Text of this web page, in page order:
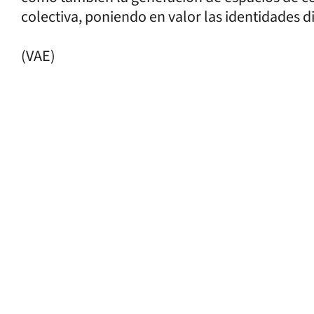
colectiva, poniendo en valor las identidades
(VAE)